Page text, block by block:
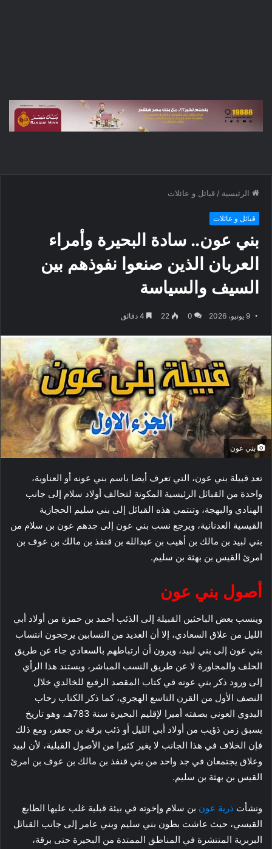
الرئيسية / قبائل و عائلات
قبائل و عائلات
بني عون.. سادة البحيرة وأمراء
العربان الذين صنعوا نفوذهم بين
السيف والسياسة
9 يونيو، 2026 0
22
بني عون
تعد قبيلة بني عون، التي تعرف أيضا باسم بني عونه أو العناوية،
واحدة من القبائل الرئيسية المكونة لتحالف أولاد سلام إلى جانب
الهنادي والبهجة، وتنتمي هذه القبائل إلى بني سليم الحجازية
القيسية العدنانية، ويرجع نسب بني عون إلى جدهم عون بن سلام من
بني لبيد بن مالك بن أهيب بن عبدالله بن قنفذ بن مالك بن عوف بن
امرئ القيس بن بهثة بن سليم.
أصول بني عون
وينسب بعض الباحثين القبيلة إلى الذئب أحمد بن حمزة من أولاد أبي
الليل من علاق السعادي، إلا أن العديد من النسابين يرجحون انتساب
بني عون إلى بني لبيد، ويرون أن ارتباطهم بالسعادي جاء عن طريق
الحلف والمجاورة لا عن طريق النسب المباشر، ويستند هذا الرأي
إلى ورود ذكر بني عونه في كتاب المقصد الرفيع للخالدي خلال
النصف الأول من القرن التاسع الهجري، كما ذكر الكتاب رحاب
البدوي العوني بصفته أميرا لإقليم البحيرة سنة 783هـ، وهو تاريخ
يسبق زمن ذؤيب من أولاد أبي الليل أو ذئب برقة بن جعفر، ومع ذلك
فإن الخلاف في هذا الجانب لا يغير كثيرا من الأصول القبلية، لأن لبيد
وعلاق يجتمعان في جد واحد من بني قنفذ بن مالك بن عوف بن امرئ
القيس بن بهثة بن سليم.
ونشأت ذرية عون بن سلام وإخوته في بيئة قبلية غلب عليها الطابع
القيسي، حيث عاشت بطون بني سليم وبني عامر إلى جانب القبائل
البربرية المنتشرة في المناطق الممتدة من البحيرة حتى برقة،